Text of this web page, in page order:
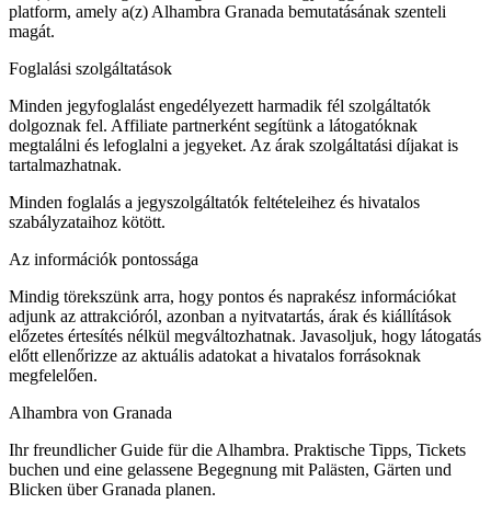
platform, amely a(z) Alhambra Granada bemutatásának szenteli
magát.
Foglalási szolgáltatások
Minden jegyfoglalást engedélyezett harmadik fél szolgáltatók
dolgoznak fel. Affiliate partnerként segítünk a látogatóknak
megtalálni és lefoglalni a jegyeket. Az árak szolgáltatási díjakat is
tartalmazhatnak.
Minden foglalás a jegyszolgáltatók feltételeihez és hivatalos
szabályzataihoz kötött.
Az információk pontossága
Mindig törekszünk arra, hogy pontos és naprakész információkat
adjunk az attrakcióról, azonban a nyitvatartás, árak és kiállítások
előzetes értesítés nélkül megváltozhatnak. Javasoljuk, hogy látogatás
előtt ellenőrizze az aktuális adatokat a hivatalos forrásoknak
megfelelően.
Alhambra von Granada
Ihr freundlicher Guide für die Alhambra. Praktische Tipps, Tickets
buchen und eine gelassene Begegnung mit Palästen, Gärten und
Blicken über Granada planen.